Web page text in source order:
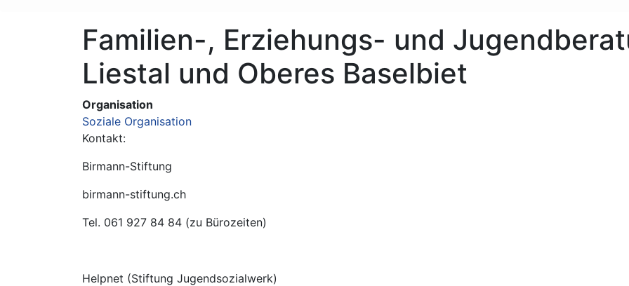
Familien-, Erziehungs- und
Liestal und Oberes Baselbiet
Organisation
Soziale Organisation
Kontakt:
Birmann-Stiftung
birmann-stiftung.ch
Tel. 061 927 84 84 (zu Bürozeiten)
Helpnet (Stiftung Jugendsozialwerk)